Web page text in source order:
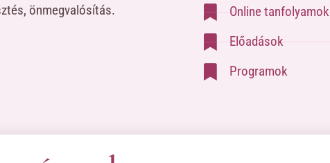
önmegvalósítás.
Online tanfolyamok
Előadások
Programok